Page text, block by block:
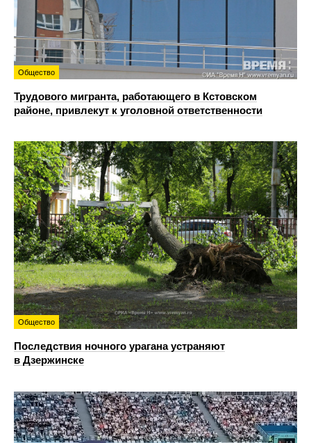
Общество
Трудового мигранта, работающего в Кстовском
районе, привлекут к уголовной ответственности
Общество
Последствия ночного урагана устраняют
в Дзержинске